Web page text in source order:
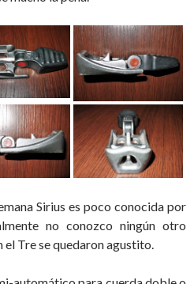
Sirius es poco conocida por
no conozco ningún otro
el Tre se quedaron agustito.